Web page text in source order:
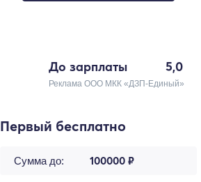
До зарплаты 5,0
Реклама ООО МКК «ДЗП-Единый»
Первый бесплатно
Сумма до: 100000 ₽